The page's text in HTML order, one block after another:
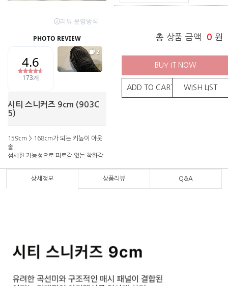
시티 스니커즈 9cm (903C
5)
159cm > 168cm가 되는 키높이 아웃
솔
섬세한 기능성으로 피로감 없는 착화감
총 상품 금액 0 원
BUY IT NOW
ADD TO CART WISH LIST
상세정보 상품리뷰 Q&A